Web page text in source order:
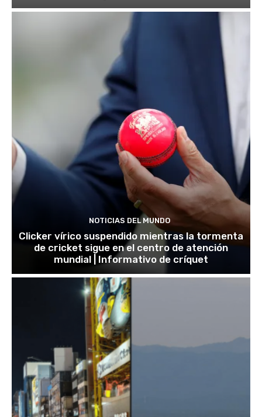
NOTICIAS DEL MUNDO
Clicker vírico suspendido mientras la tormenta
de cricket sigue en el centro de atención
mundial | Informativo de críquet